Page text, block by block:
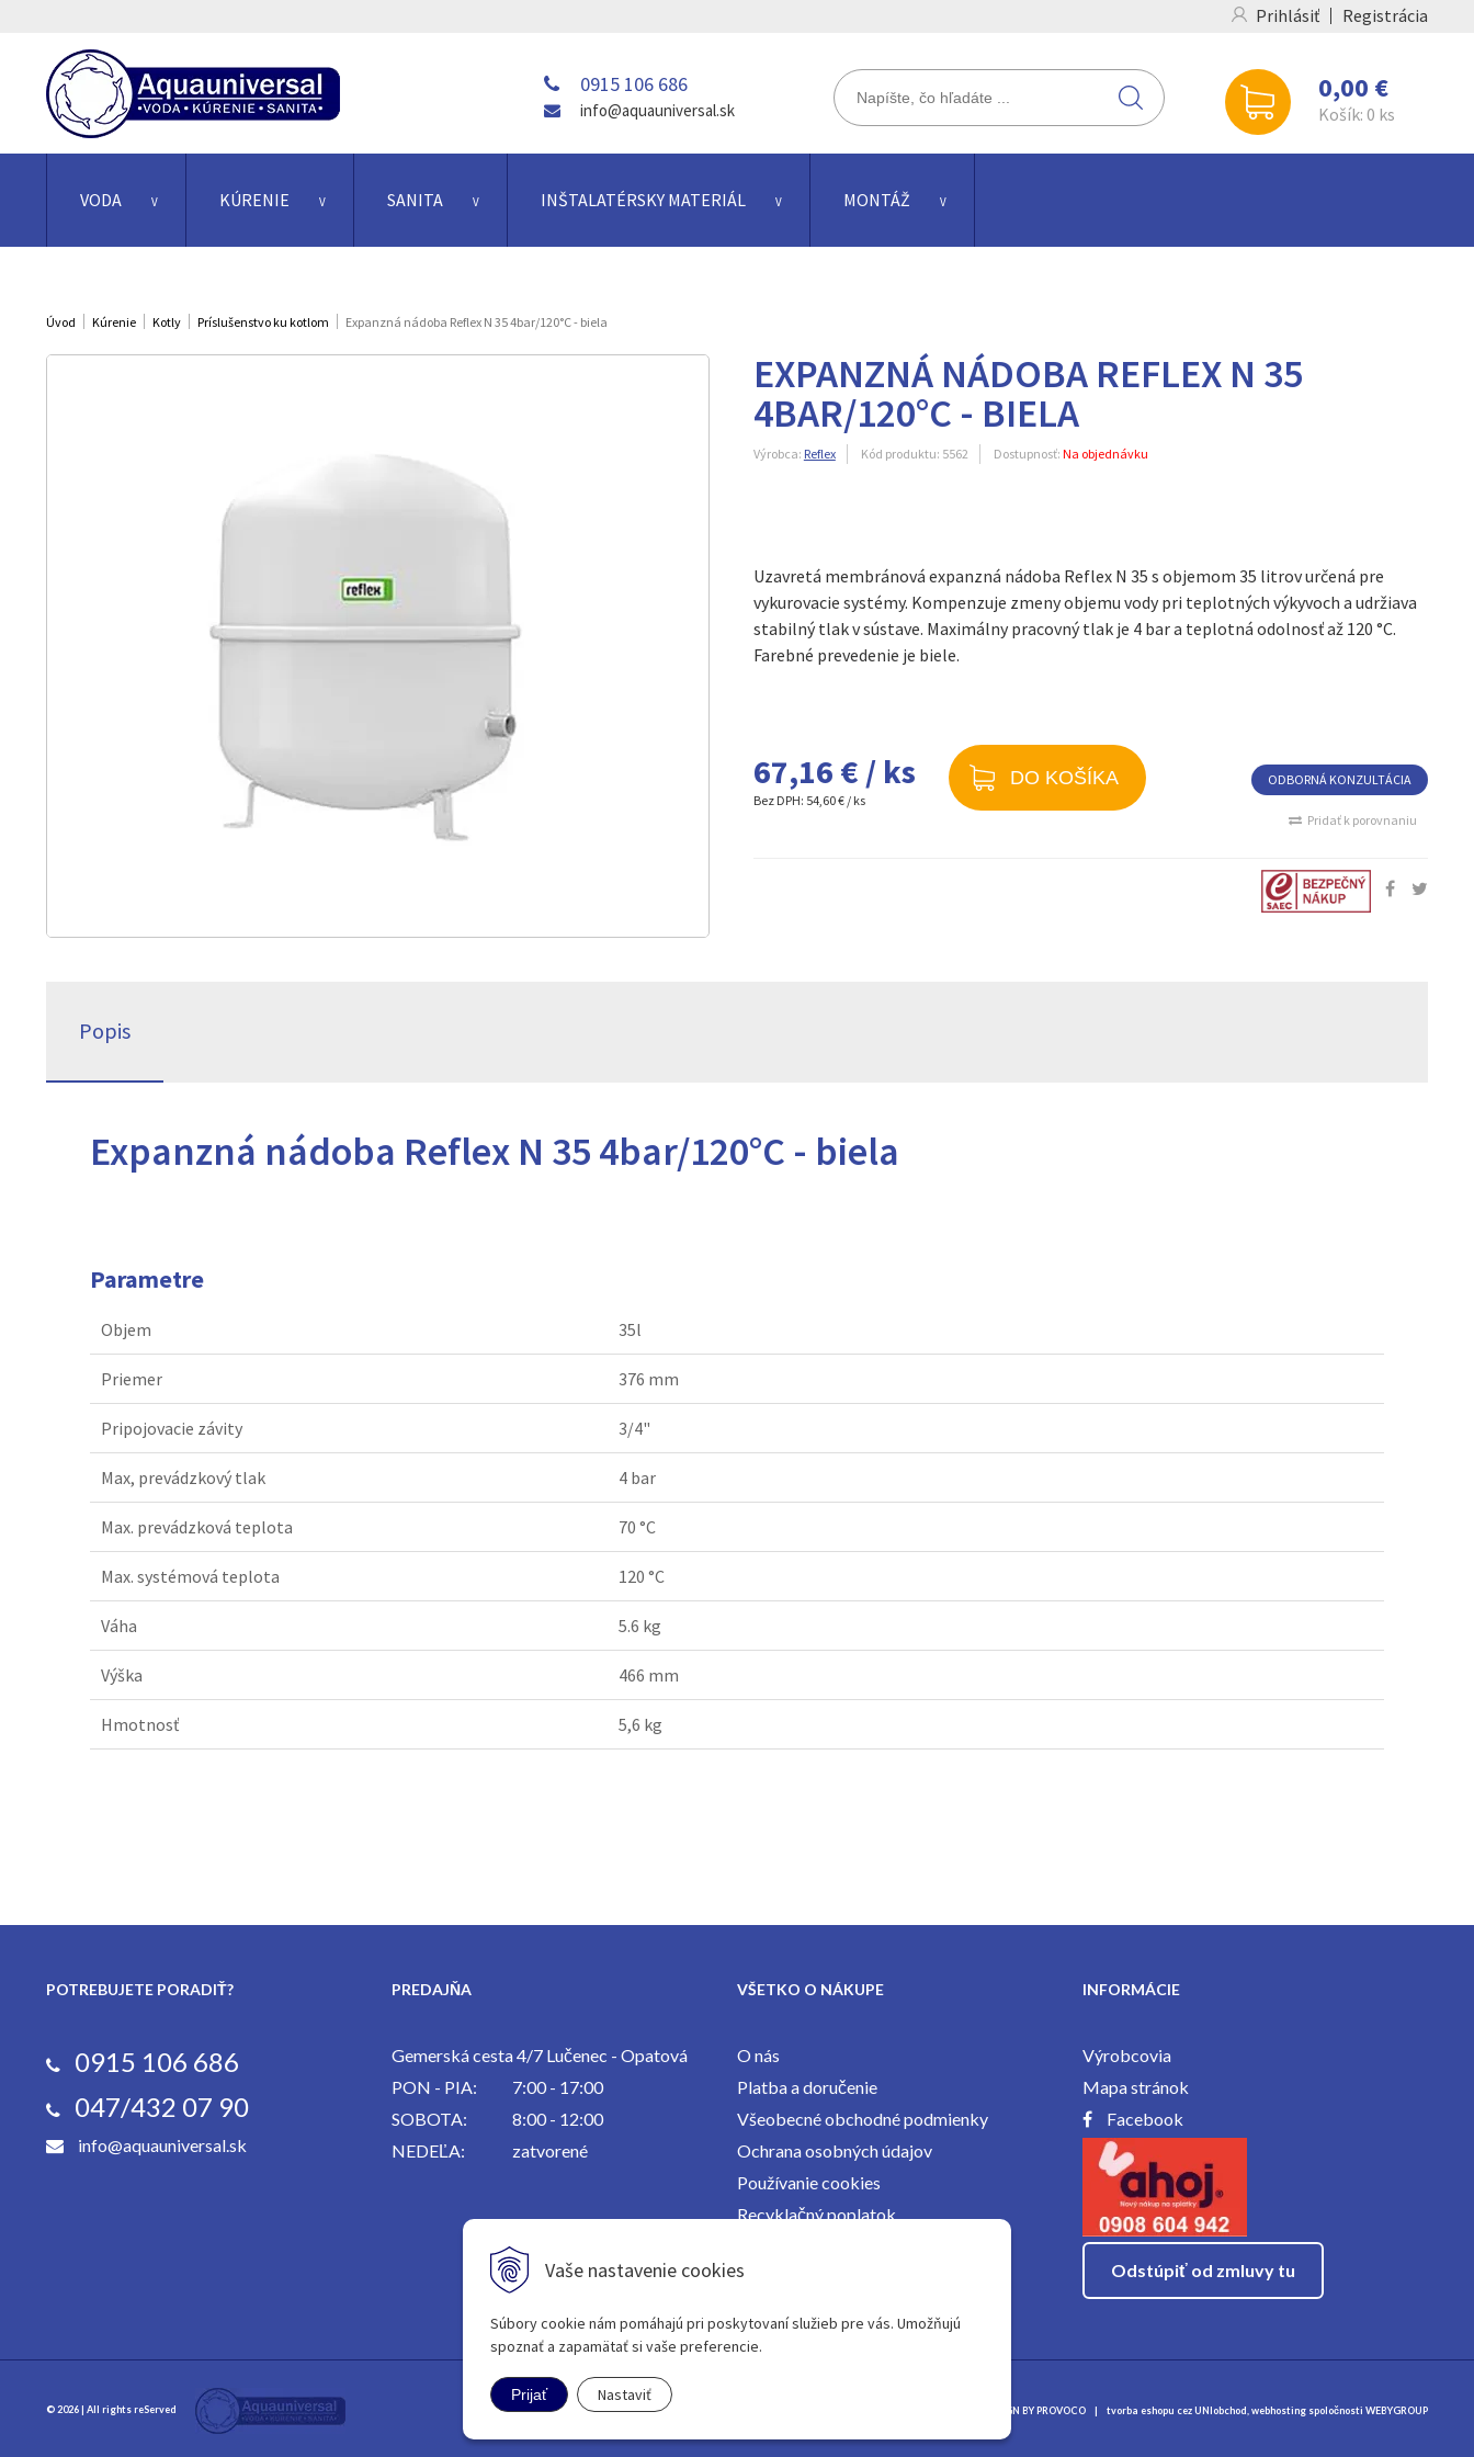
Vaše nastavenie cookies
Súbory cookie nám pomáhajú pri poskytovaní služieb pre vás. Umožňujú
spoznať a zapamätať si vaše preferencie.
Prijať Nastaviť
0915 106 686
info@aquauniversal.sk
Prihlásiť Registrácia
0,00 €
Košík: 0 ks
VODA KÚRENIE SANITA INŠTALATÉRSKY MATERIÁL MONTÁŽ
Úvod Kúrenie Kotly Príslušenstvo ku kotlom Expanzná nádoba Reflex N 35 4bar/120°C - biela
EXPANZNÁ NÁDOBA REFLEX N 35
4BAR/120°C - BIELA
Výrobca: Reflex Kód produktu: 5562 Dostupnosť: Na objednávku
Uzavretá membránová expanzná nádoba Reflex N 35 s objemom 35 litrov určená pre
vykurovacie systémy. Kompenzuje zmeny objemu vody pri teplotných výkyvoch a udržiava
stabilný tlak v sústave. Maximálny pracovný tlak je 4 bar a teplotná odolnosť až 120 °C.
Farebné prevedenie je biele.
67,16 € / ks
Bez DPH: 54,60 € / ks
DO KOŠÍKA ODBORNÁ KONZULTÁCIA
Pridať k porovnaniu
Popis
Expanzná nádoba Reflex N 35 4bar/120°C - biela
Parametre
Objem 35l
Priemer 376 mm
Pripojovacie závity 3/4"
Max, prevádzkový tlak 4 bar
Max. prevádzková teplota 70 °C
Max. systémová teplota 120 °C
Váha 5.6 kg
Výška 466 mm
Hmotnosť 5,6 kg
POTREBUJETE PORADIŤ?
0915 106 686
047/432 07 90
info@aquauniversal.sk
PREDAJŇA
Gemerská cesta 4/7 Lučenec - Opatová
PON - PIA:
7:00 - 17:00
SOBOTA:
8:00 - 12:00
NEDEĽA:
zatvorené
VŠETKO O NÁKUPE
O nás
Platba a doručenie
Všeobecné obchodné podmienky
Ochrana osobných údajov
Používanie cookies
Recyklačný poplatok
INFORMÁCIE
Výrobcovia
Mapa stránok
Facebook
Odstúpiť od zmluvy tu
© 2026 | All rights reServed WEBDESIGN BYPROVOCO | tvorba eshopu cez UNIobchod webhosting spoločnosti WEBYGROUP